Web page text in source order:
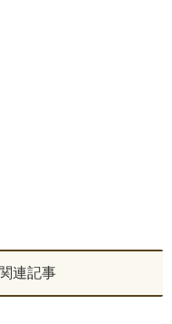
連記事